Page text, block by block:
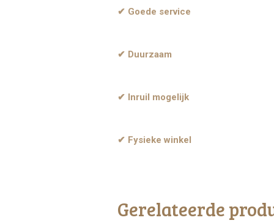
✔ Goede service
✔ Duurzaam
✔ Inruil mogelijk
✔ Fysieke winkel
Gerelateerde